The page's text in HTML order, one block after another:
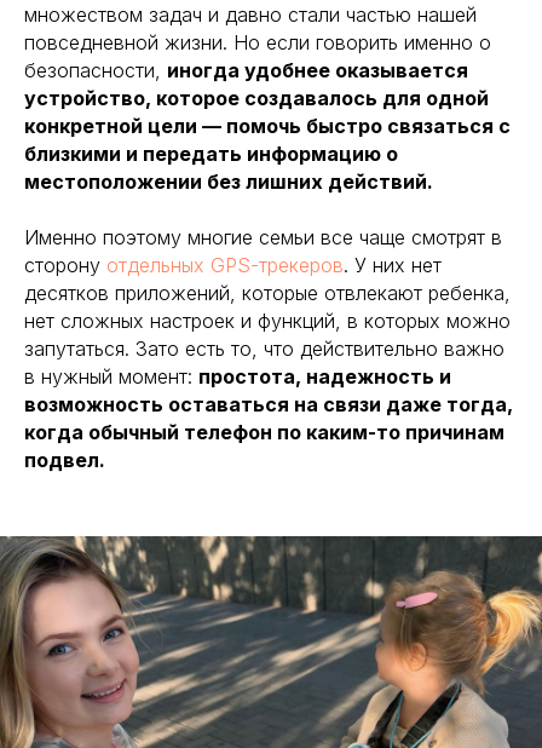
множеством задач и давно стали частью нашей
повседневной жизни. Но если говорить именно о
безопасности, иногда удобнее оказывается
устройство, которое создавалось для одной
конкретной цели — помочь быстро связаться с
близкими и передать информацию о
местоположении без лишних действий.
Именно поэтому многие семьи все чаще смотрят в
сторону отдельных GPS-трекеров. У них нет
десятков приложений, которые отвлекают ребенка,
нет сложных настроек и функций, в которых можно
запутаться. Зато есть то, что действительно важно
в нужный момент: простота, надежность и
возможность оставаться на связи даже тогда,
когда обычный телефон по каким-то причинам
подвел.